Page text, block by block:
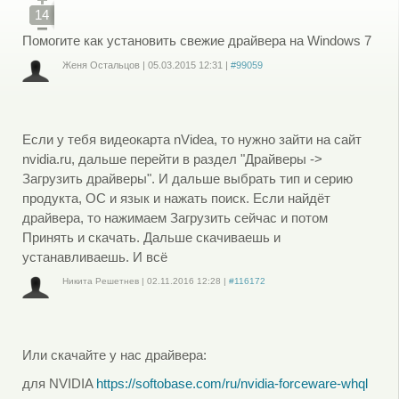
14
Помогите как установить свежие драйвера на Windows 7
Женя Остальцов| 05.03.2015 12:31 | #99059
Если у тебя видеокарта nVidea, то нужно зайти на сайт
nvidia.ru, дальше перейти в раздел "Драйверы ->
Загрузить драйверы". И дальше выбрать тип и серию
продукта, ОС и язык и нажать поиск. Если найдёт
драйвера, то нажимаем Загрузить сейчас и потом
Принять и скачать. Дальше скачиваешь и
устанавливаешь. И всё
Никита Решетнев| 02.11.2016 12:28 | #116172
Или скачайте у нас драйвера:
для NVIDIA https://softobase.com/ru/nvidia-forceware-whql